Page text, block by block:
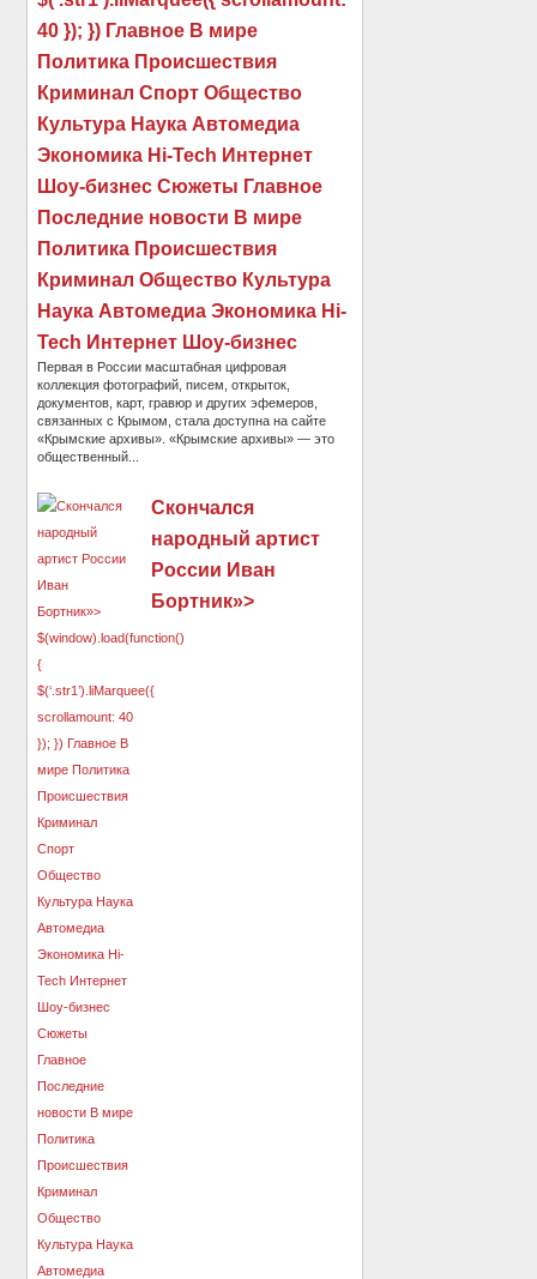
40 }); }) Главное В мире
Политика Происшествия
Криминал Спорт Общество
Культура Наука Автомедиа
Экономика Hi-Tech Интернет
Шоу-бизнес Сюжеты Главное
Последние новости В мире
Политика Происшествия
Криминал Общество Культура
Наука Автомедиа Экономика Hi-
Tech Интернет Шоу-бизнес
Первая в России масштабная цифровая
коллекция фотографий, писем, открыток,
документов, карт, гравюр и других эфемеров,
связанных с Крымом, стала доступна на сайте
«Крымские архивы». «Крымские архивы» — это
общественный...
Скончался
народный артист
России Иван
Бортник»>